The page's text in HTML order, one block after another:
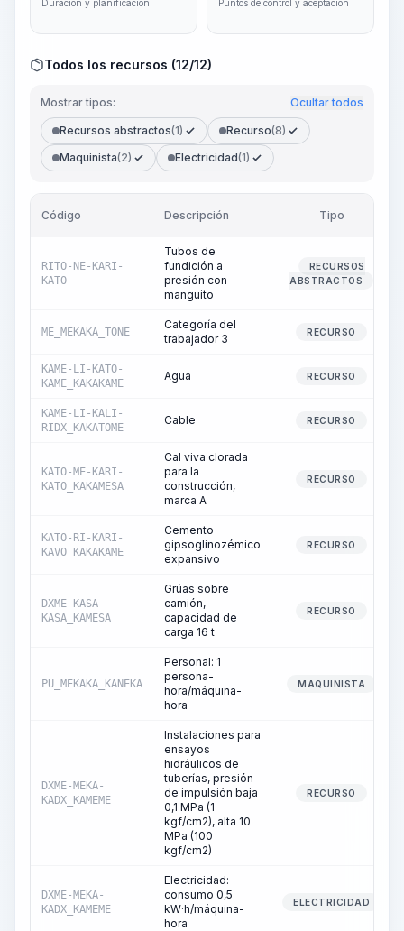
Duración y planificación Puntos de control y aceptación
Todos los recursos (12/12)
Mostrar tipos: Ocultar todos
Recursos abstractos(1) Recurso(8)
Maquinista(2) Electricidad(1)
Código Descripción Tipo
RITO-NE-KARI-
KATO
Tubos de
fundición a
presión con
manguito
RECURSOS
ABSTRACTOS
ME_MEKAKA_TONE
Categoría del
trabajador 3
RECURSO
KAME-LI-KATO-
KAME_KAKAKAME
Agua RECURSO
KAME-LI-KALI-
RIDX_KAKATOME
Cable RECURSO
KATO-ME-KARI-
KATO_KAKAMESA
Cal viva clorada
para la
construcción,
marca A
RECURSO
KATO-RI-KARI-
KAVO_KAKAKAME
Cemento
gipsoglinozémico
expansivo
RECURSO
DXME-KASA-
KASA_KAMESA
Grúas sobre
camión,
capacidad de
carga 16 t
RECURSO
PU_MEKAKA_KANEKA
Personal: 1
persona-
hora/máquina-
hora
MAQUINISTA
DXME-MEKA-
KADX_KAMEME
Instalaciones para
ensayos
hidráulicos de
tuberías, presión
de impulsión baja
0,1 MPa (1
kgf/cm2), alta 10
MPa (100
kgf/cm2)
RECURSO
DXME-MEKA-
KADX_KAMEME
Electricidad:
consumo 0,5
kW·h/máquina-
hora
ELECTRICIDAD